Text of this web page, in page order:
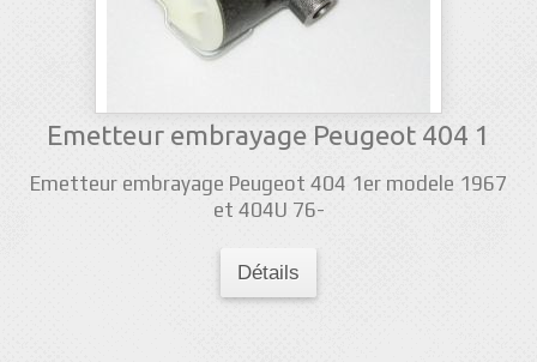
Emetteur embrayage Peugeot 404 1
Emetteur embrayage Peugeot 404 1er modele 1967
et 404U 76-
Détails